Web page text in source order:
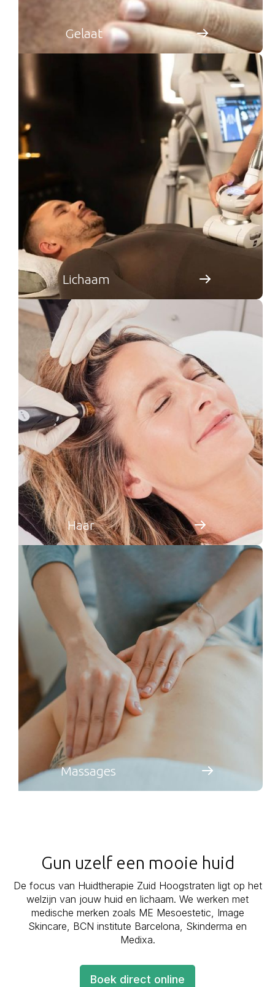
Gelaat
Lichaam
Haar
Massages
Gun uzelf een mooie huid
De focus van Huidtherapie Zuid Hoogstraten ligt op het
welzijn van jouw huid en lichaam. We werken met
medische merken zoals ME Mesoestetic, Image
Skincare, BCN institute Barcelona, Skinderma en
Medixa.
Boek direct online